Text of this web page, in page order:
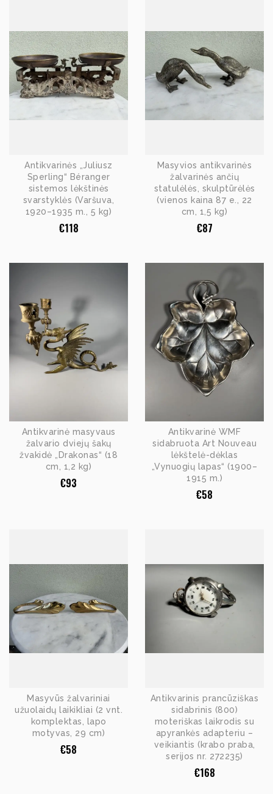
Antikvarinės „Juliusz
Sperling“ Béranger
sistemos lėkštinės
svarstyklės (Varšuva,
1920–1935 m., 5 kg)
€118
Masyvios antikvarinės
žalvarinės ančių
statulėlės, skulptūrėlės
(vienos kaina 87 e., 22
cm, 1,5 kg)
€87
Antikvarinė masyvaus
žalvario dviejų šakų
žvakidė „Drakonas“ (18
cm, 1,2 kg)
€93
Antikvarinė WMF
sidabruota Art Nouveau
lėkštelė-dėklas
„Vynuogių lapas“ (1900–
1915 m.)
€58
Masyvūs žalvariniai
užuolaidų laikikliai (2 vnt.
komplektas, lapo
motyvas, 29 cm)
€58
Antikvarinis prancūziškas
sidabrinis (800)
moteriškas laikrodis su
apyrankės adapteriu –
veikiantis (krabo praba,
serijos nr. 272235)
€168